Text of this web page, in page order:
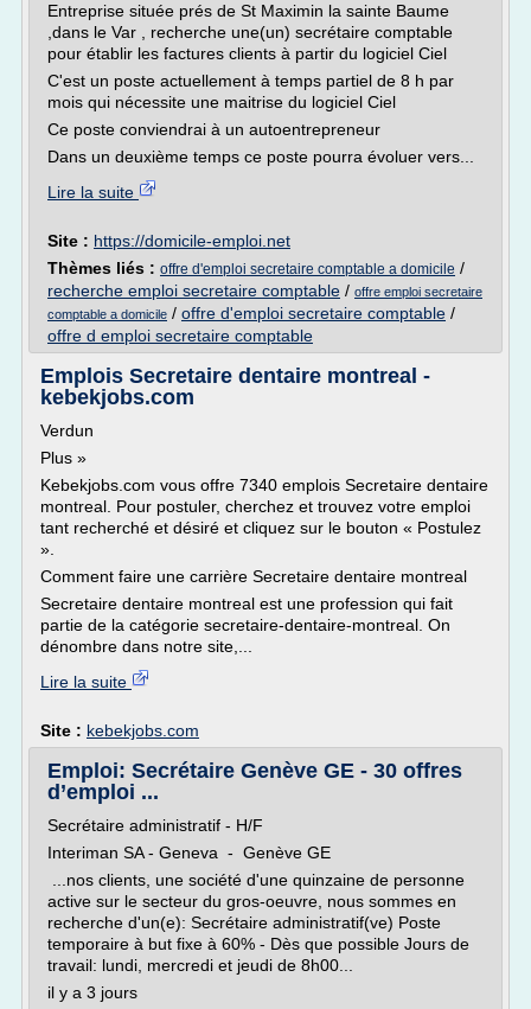
Entreprise située prés de St Maximin la sainte Baume
,dans le Var , recherche une(un) secrétaire comptable
pour établir les factures clients à partir du logiciel Ciel
C'est un poste actuellement à temps partiel de 8 h par
mois qui nécessite une maitrise du logiciel Ciel
Ce poste conviendrai à un autoentrepreneur
Dans un deuxième temps ce poste pourra évoluer vers...
Lire la suite
Site : https://domicile-emploi.net
Thèmes liés : offre d'emploi secretaire comptable a domicile /
recherche emploi secretaire comptable / offre emploi secretaire
comptable a domicile / offre d'emploi secretaire comptable /
offre d emploi secretaire comptable
Emplois Secretaire dentaire montreal -
kebekjobs.com
Verdun
Plus »
Kebekjobs.com vous offre 7340 emplois Secretaire dentaire
montreal. Pour postuler, cherchez et trouvez votre emploi
tant recherché et désiré et cliquez sur le bouton « Postulez
».
Comment faire une carrière Secretaire dentaire montreal
Secretaire dentaire montreal est une profession qui fait
partie de la catégorie secretaire-dentaire-montreal. On
dénombre dans notre site,...
Lire la suite
Site : kebekjobs.com
Emploi: Secrétaire Genève GE - 30 offres
d’emploi ...
Secrétaire administratif - H/F
Interiman SA - Geneva - Genève GE
...nos clients, une société d'une quinzaine de personne
active sur le secteur du gros-oeuvre, nous sommes en
recherche d'un(e): Secrétaire administratif(ve) Poste
temporaire à but fixe à 60% - Dès que possible Jours de
travail: lundi, mercredi et jeudi de 8h00...
il y a 3 jours